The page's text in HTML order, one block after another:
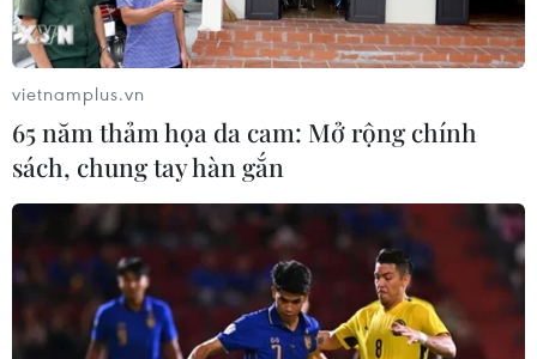
vietnamplus.vn
65 năm thảm họa da cam: Mở rộng chính
sách, chung tay hàn gắn